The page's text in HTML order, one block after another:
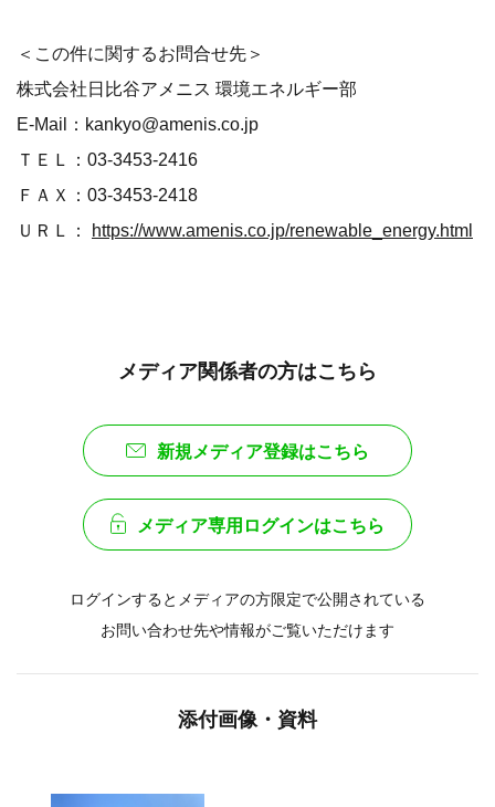
＜この件に関するお問合せ先＞
株式会社日比谷アメニス 環境エネルギー部
E-Mail：kankyo@amenis.co.jp
ＴＥＬ：03-3453-2416
ＦＡＸ：03-3453-2418
ＵＲＬ：
https://www.amenis.co.jp/renewable_energy.html
メディア関係者の方はこちら
新規メディア登録はこちら
メディア専用ログインはこちら
ログインするとメディアの方限定で公開されている
お問い合わせ先や情報がご覧いただけます
添付画像・資料